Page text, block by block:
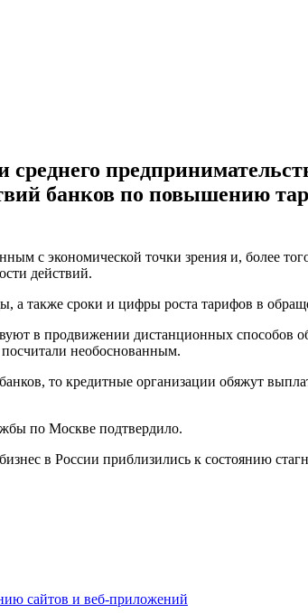
банков по повышению
с экономической точки зрения и, более
действий.
а также сроки и цифры роста тарифов в
в продвижении дистанционных способов
необоснованным.
то кредитные организации обяжут
по Москве подтвердило.
в России приблизились к состоянию
сайтов и веб-приложений